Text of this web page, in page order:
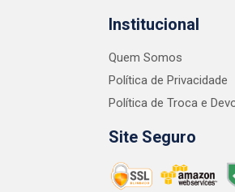
Institucional
Quem Somos
Política de Privacidade
Política de Troca e
Site Seguro